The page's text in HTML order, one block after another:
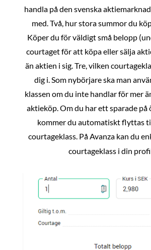
handla på den svenska
med. Två, hur stora summor du
Köper du för väldigt små belopp
courtaget för att köpa eller sälja
än aktien i sig. Tre, vilken
dig i. Som nybörjare ska man
klassen om du inte handlar för mer
aktieköp. Om du har ett sparade på
kommer du automatiskt flyttas
courtageklass. På Avanza kan du
courtageklass i din